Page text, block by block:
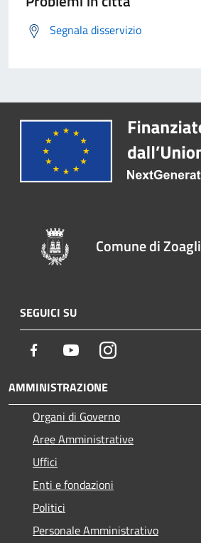
Segnala disservizio
Comune di Zoagli
SEGUICI SU
Facebook YoutubeInstagram
AMMINISTRAZIONE
Organi di Governo
Aree Amministrative
Uffici
Enti e fondazioni
Politici
Personale Amministrativo